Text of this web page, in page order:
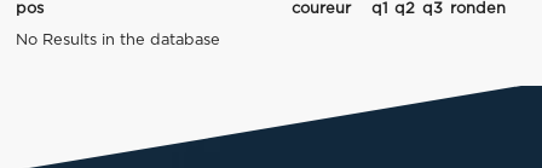
pos coureur q1 q2 q3 ronden
No Results in the database